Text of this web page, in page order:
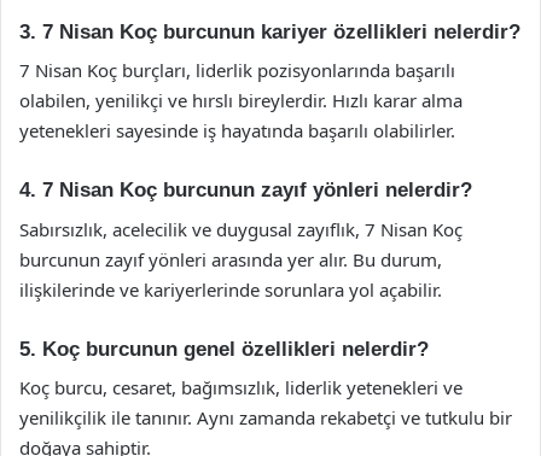
3. 7 Nisan Koç burcunun kariyer özellikleri nelerdir?
7 Nisan Koç burçları, liderlik pozisyonlarında başarılı
olabilen, yenilikçi ve hırslı bireylerdir. Hızlı karar alma
yetenekleri sayesinde iş hayatında başarılı olabilirler.
4. 7 Nisan Koç burcunun zayıf yönleri nelerdir?
Sabırsızlık, acelecilik ve duygusal zayıflık, 7 Nisan Koç
burcunun zayıf yönleri arasında yer alır. Bu durum,
ilişkilerinde ve kariyerlerinde sorunlara yol açabilir.
5. Koç burcunun genel özellikleri nelerdir?
Koç burcu, cesaret, bağımsızlık, liderlik yetenekleri ve
yenilikçilik ile tanınır. Aynı zamanda rekabetçi ve tutkulu bir
doğaya sahiptir.